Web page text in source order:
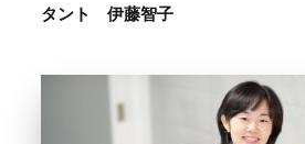
タント 伊藤智子